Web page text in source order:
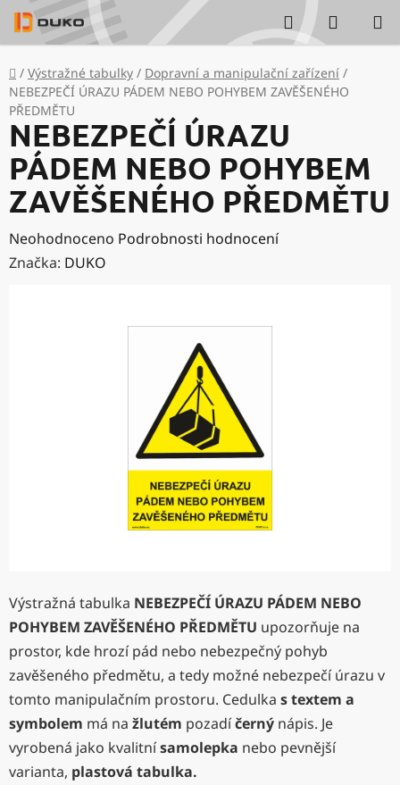
Přejít
na
obsah
Hledat
KOŠÍK
Domů
/ Výstražné tabulky / Dopravní a manipulační zařízení /
NEBEZPEČÍ ÚRAZU PÁDEM NEBO POHYBEM ZAVĚŠENÉHO
PŘEDMĚTU
Výstražná tabulka NEBEZPEČÍ ÚRAZU PÁDEM NEBO
POHYBEM ZAVĚŠENÉHO PŘEDMĚTU upozorňuje na
prostor, kde hrozí pád nebo nebezpečný pohyb
zavěšeného předmětu, a tedy možné nebezpečí úrazu v
tomto manipulačním prostoru. Cedulka s textem a
symbolem má na žlutém pozadíčerný nápis. Je
vyrobená jako kvalitnísamolepka nebo pevnější
varianta, plastová tabulka.
NEBEZPEČÍ ÚRAZU
PÁDEM NEBO POHYBEM
ZAVĚŠENÉHO PŘEDMĚTU
Průměrné
hodnocení
Neohodnoceno Podrobnosti hodnocení
Značka: DUKO